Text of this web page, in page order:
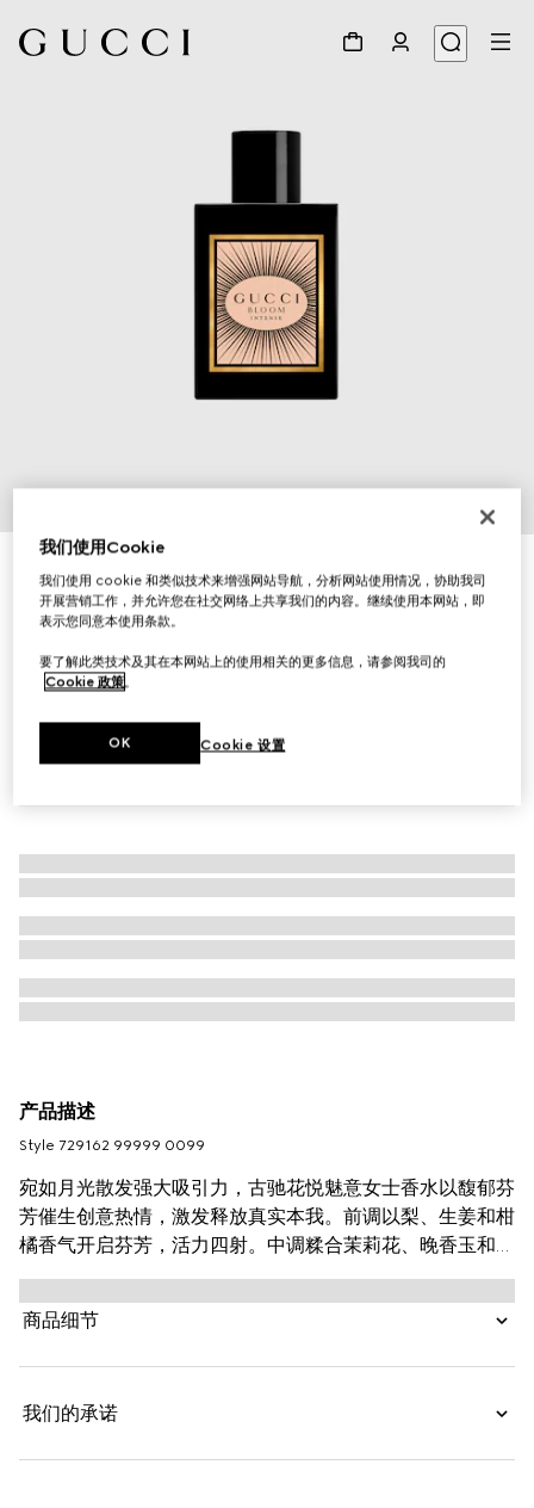
官网专享
古驰花悦魅意女士香水，50毫升
€ 124
产品描述
Style ‎729162 99999 0099
宛如月光散发强大吸引力，古驰花悦魅意女士香水以馥郁芬
芳催生创意热情，激发释放真实本我。前调以梨、生姜和柑
橘香气开启芬芳，活力四射。中调糅合茉莉花、晚香玉和使
君子的花香，与只在夜间绽放的夜来香，交织成醉人花丛。
伴随广藿香和苔基调的释放，香气沁入心脾，久久萦绕。
商品细节
我们的承诺
我们使用Cookie
我们使用 cookie 和类似技术来增强网站导航，分析网站使用情况，协助我司
开展营销工作，并允许您在社交网络上共享我们的内容。继续使用本网站，即
表示您同意本使用条款。
要了解此类技术及其在本网站上的使用相关的更多信息，请参阅我司的
Cookie 政策。
Cookie 设置
OK